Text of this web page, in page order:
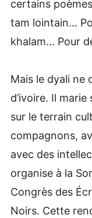
certains
tam lointain…
khalam… Pour
Mais le dyali ne
d’ivoire. Il
sur le terrain
compagnons,
avec des
organise à la
Congrès des
Noirs. Cette